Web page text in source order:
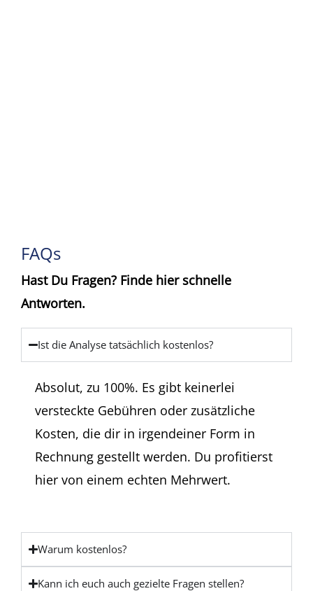
FAQs
Hast Du Fragen? Finde hier schnelle
Antworten.
Ist die Analyse tatsächlich kostenlos?
Absolut, zu 100%. Es gibt keinerlei
versteckte Gebühren oder zusätzliche
Kosten, die dir in irgendeiner Form in
Rechnung gestellt werden. Du profitierst
hier von einem echten Mehrwert.
Warum kostenlos?
Kann ich euch auch gezielte Fragen stellen?